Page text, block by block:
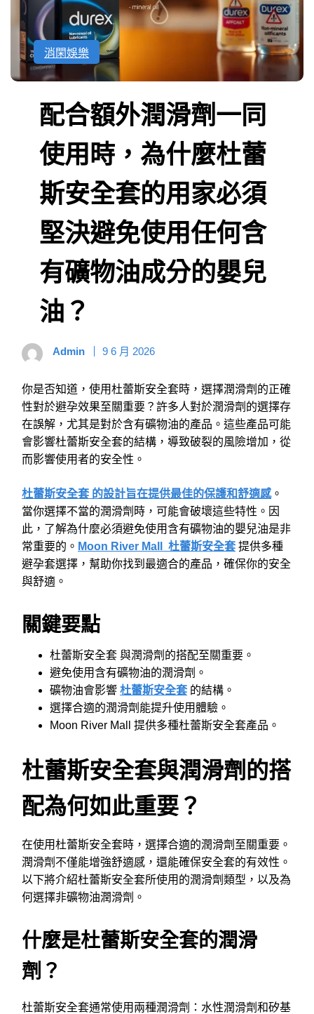
消閑娛樂
配合額外潤滑劑一同
使用時，為什麼杜蕾
斯安全套的用家必須
堅決避免使用任何含
有礦物油成分的嬰兒
油？
Admin 9 6 月 2026
你是否知道，使用杜蕾斯安全套時，選擇潤滑劑的正確
性對於避孕效果至關重要？許多人對於潤滑劑的選擇存
在誤解，尤其是對於含有礦物油的產品。這些產品可能
會影響杜蕾斯安全套的結構，導致破裂的風險增加，從
而影響使用者的安全性。
杜蕾斯安全套 的設計旨在提供最佳的保護和舒適感。
當你選擇不當的潤滑劑時，可能會破壞這些特性。因
此，了解為什麼必須避免使用含有礦物油的嬰兒油是非
常重要的。 Moon River Mall 杜蕾斯安全套 提供多種
避孕套選擇，幫助你找到最適合的產品，確保你的安全
與舒適。
關鍵要點
杜蕾斯安全套 與潤滑劑的搭配至關重要。
避免使用含有礦物油的潤滑劑。
礦物油會影響 杜蕾斯安全套 的結構。
選擇合適的潤滑劑能提升使用體驗。
Moon River Mall 提供多種杜蕾斯安全套產品。
杜蕾斯安全套與潤滑劑的搭
配為何如此重要？
在使用杜蕾斯安全套時，選擇合適的潤滑劑至關重要。
潤滑劑不僅能增強舒適感，還能確保安全套的有效性。
以下將介紹杜蕾斯安全套所使用的潤滑劑類型，以及為
何選擇非礦物油潤滑劑。
什麼是杜蕾斯安全套的潤滑
劑？
杜蕾斯安全套通常使用兩種潤滑劑：水性潤滑劑和矽基